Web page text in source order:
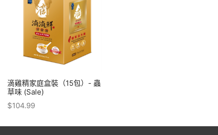
滴雞精家庭盒裝（15包）- 蟲
草味 (Sale)
$104.99